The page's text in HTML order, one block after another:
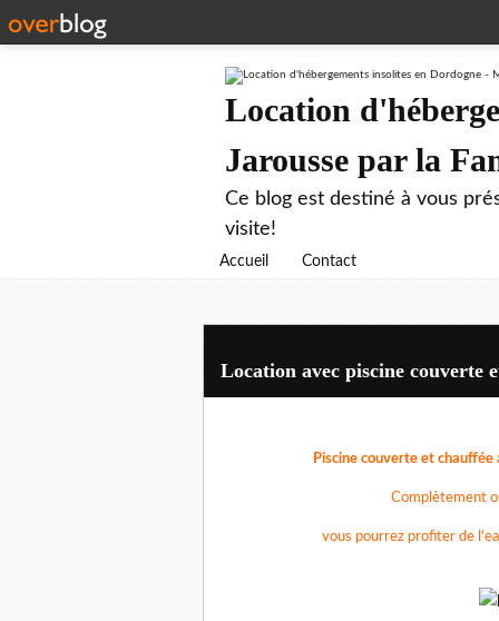
Location
Jarousse par la
Ce blog est destiné à vous
visite!
Accueil Contact
Location avec piscine couverte
Piscine couverte et chauffée
Complètement
vous pourrez profiter de